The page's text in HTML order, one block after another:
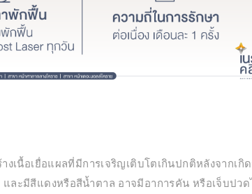
เนื้อเยื่อแผลที่มีการเจริญเติบโตเกินปกติหลังจากเกิ
ะมีสีแดงหรือสีน้ำตาล อาจมีอาการคัน หรือเจ็บปวด